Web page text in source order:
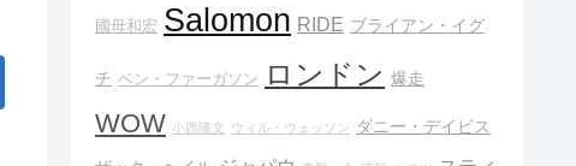
國母和宏 Salomon RIDE ブライアン・イグ
チ ベン・ファーガソン ロンドン 爆走
WOW 小西隆文 ウィル・ウェッソン ダニー・デイビス